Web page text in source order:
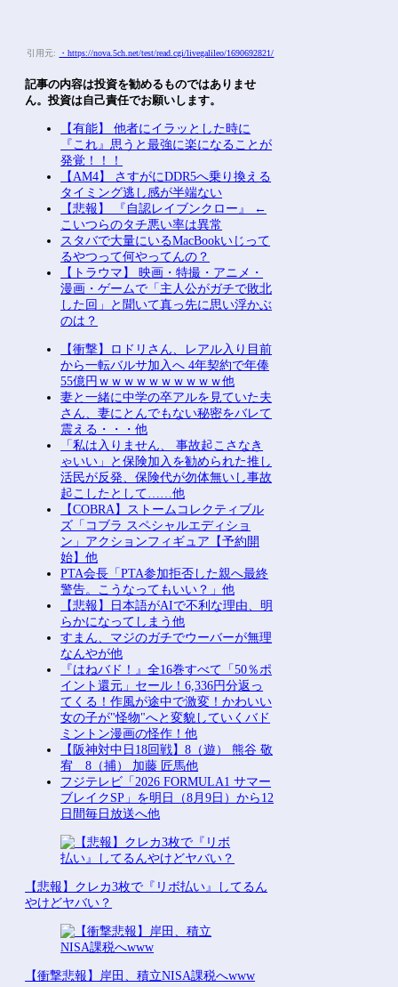
引用元: ・https://nova.5ch.net/test/read.cgi/livegalileo/1690692821/
記事の内容は投資を勧めるものではありませ
ん。投資は自己責任でお願いします。
【有能】 他者にイラッとした時に
『これ』思うと最強に楽になることが
発覚！！！
【AM4】 さすがにDDR5へ乗り換える
タイミング逃し感が半端ない
【悲報】 『自認レイブンクロー』 ←
こいつらのタチ悪い率は異常
スタバで大量にいるMacBookいじって
るやつって何やってんの？
【トラウマ】 映画・特撮・アニメ・
漫画・ゲームで「主人公がガチで敗北
した回」と聞いて真っ先に思い浮かぶ
のは？
【衝撃】ロドリさん、レアル入り目前
から一転バルサ加入へ 4年契約で年俸
55億円ｗｗｗｗｗｗｗｗｗｗ他
妻と一緒に中学の卒アルを見ていた夫
さん、妻にとんでもない秘密をバレて
震える・・・他
「私は入りません、 事故起こさなき
ゃいい」と保険加入を勧められた推し
活民が反発、保険代が勿体無いし事故
起こしたとして……他
【COBRA】ストームコレクティブル
ズ「コブラ スペシャルエディショ
ン」アクションフィギュア【予約開
始】他
PTA会長「PTA参加拒否した親へ最終
警告。こうなってもいい？」他
【悲報】日本語がAIで不利な理由、明
らかになってしまう他
すまん、マジのガチでウーバーが無理
なんやが他
『はねバド！』全16巻すべて「50％ポ
イント還元」セール！6,336円分返っ
てくる！作風が途中で激変！かわいい
女の子が"怪物"へと変貌していくバド
ミントン漫画の怪作！他
【阪神対中日18回戦】8（遊） 熊谷 敬
宥 8（捕） 加藤 匠馬他
フジテレビ「2026 FORMULA1 サマー
ブレイクSP」を明日（8月9日）から12
日間毎日放送へ他
【悲報】クレカ3枚で『リボ払い』してるん
やけどヤバい？
【衝撃悲報】岸田、積立NISA課税へwww